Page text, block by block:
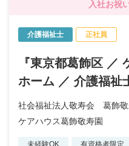
入社お祝
介護福祉士 正社員
『東京都葛飾区 ／
ホーム ／ 介護福祉
社会福祉法人敬寿会 葛飾敬
ケアハウス葛飾敬寿園
未経験OK 有資格者限定